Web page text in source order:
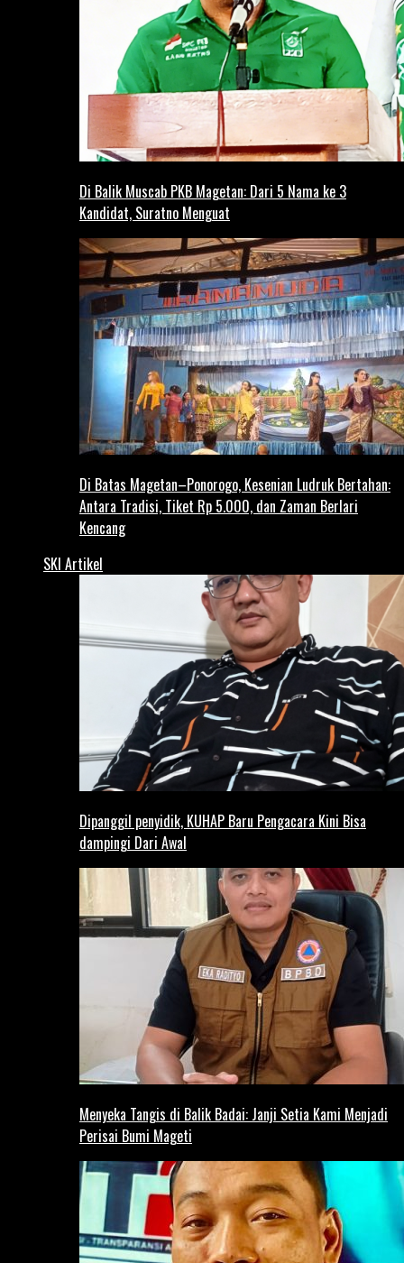
Di Balik Muscab PKB Magetan: Dari 5 Nama ke 3
Kandidat, Suratno Menguat
Di Batas Magetan–Ponorogo, Kesenian Ludruk Bertahan:
Antara Tradisi, Tiket Rp 5.000, dan Zaman Berlari
Kencang
SKI Artikel
Dipanggil penyidik, KUHAP Baru Pengacara Kini Bisa
dampingi Dari Awal
Menyeka Tangis di Balik Badai: Janji Setia Kami Menjadi
Perisai Bumi Mageti